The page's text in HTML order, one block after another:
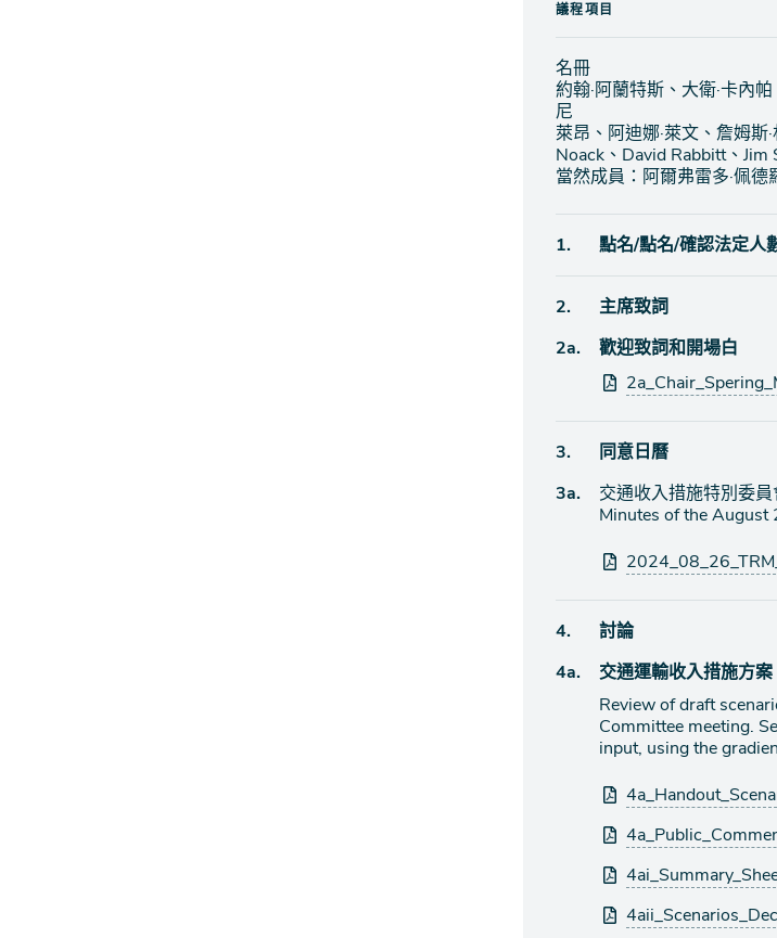
議程項目
名冊
約翰·阿蘭特斯、大衛·卡內
尼
萊昂、阿迪娜·萊文、詹姆斯
Noack、David Rabbitt、
當然成員：阿爾弗雷多·佩德
議
目
1. 點名/點名/確認法定人
議
項
2.
主席致詞
議
2a.
歡迎致詞和開場白
附
議
項
3.
同意日曆
議
3a.
交通收入措施特別委
Minutes of the
附
議
項
4.
討論
議
4a.
交通運輸收入措施方案
Review of draft
Committee meeting.
input, using the
附